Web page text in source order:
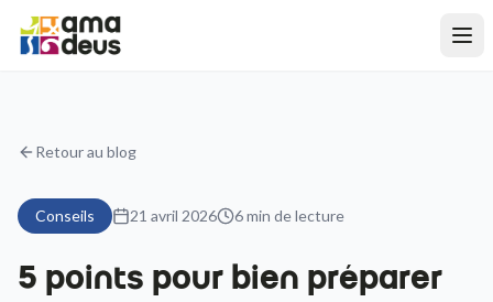
Retour au blog
Conseils 21 avril 2026 6min de lecture
5 points pour bien préparer